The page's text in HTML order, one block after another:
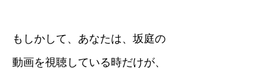
もしかして、あなたは、坂庭の
動画を視聴している時だけが、